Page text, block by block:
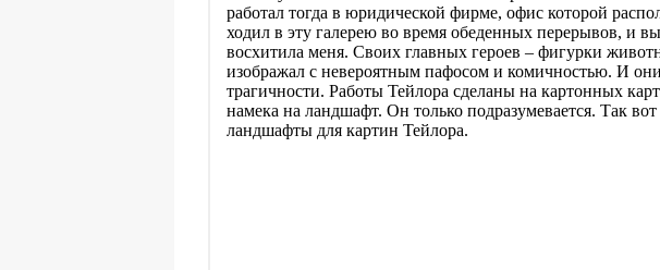
работал тогда в юридической фирме, офис которой
ходил в эту галерею во время обеденных перерывов, и
восхитила меня. Своих главных героев – фигурки
изображал с невероятным пафосом и комичностью. И
трагичности. Работы Тейлора сделаны на картонных
намека на ландшафт. Он только подразумевается. Так
ландшафты для картин Тейлора.